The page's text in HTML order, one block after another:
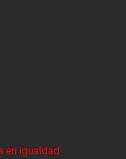
en igualdad